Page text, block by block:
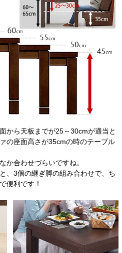
から天板までが25～30cmが適当と
の座面高さが35cmの時のテーブル
か合わせづらいですね。
、3個の継ぎ脚の組み合わせで、ち
便利です！